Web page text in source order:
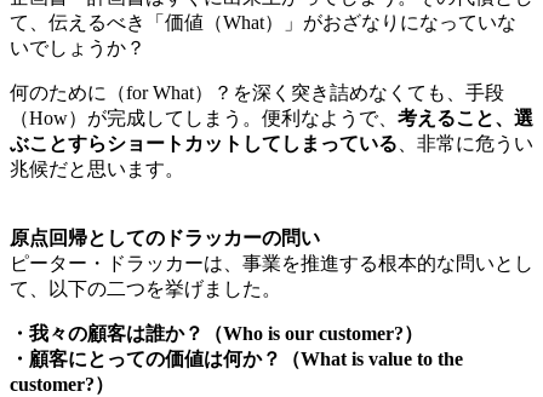
て、伝えるべき「価値（What）」がおざなりになっていな
いでしょうか？
何のために（for What）？を深く突き詰めなくても、手段
（How）が完成してしまう。便利なようで、 考えること、選
ぶことすらショートカットしてしまっている、非常に危うい
兆候だと思います。
原点回帰としてのドラッカーの問い
ピーター・ドラッカーは、事業を推進する根本的な問いとし
て、以下の二つを挙げました。
・我々の顧客は誰か？（Who is our customer?）
・顧客にとっての価値は何か？（What is value to the
customer?）